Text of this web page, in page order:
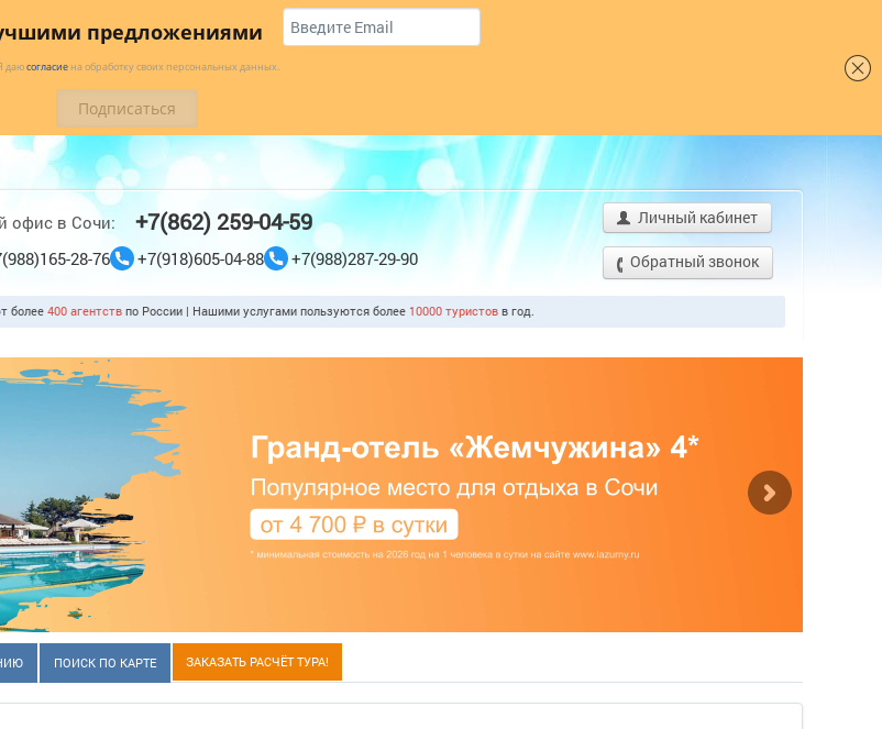
предложениями
даюсогласие на обработку своих персональных данных.
офис в Сочи: +7(862) 259-04-59
28-76 +7(918)605-04-88 +7(988)287-29-90
Личный кабинет
Обратный звонок
более 400 агентств по России | Нашими услугами пользуются более 10000 туристов в год.
ПОИСК ПО КАРТЕ ЗАКАЗАТЬ РАСЧЁТ ТУРА!